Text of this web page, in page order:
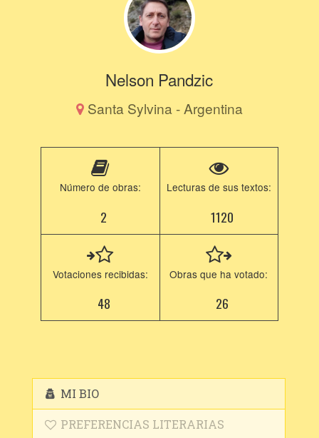
Nelson Pandzic
Santa Sylvina - Argentina
Número de obras:
2
Lecturas de sus textos:
1120
Votaciones recibidas:
48
Obras que ha votado:
26
MI BIO
PREFERENCIAS LITERARIAS